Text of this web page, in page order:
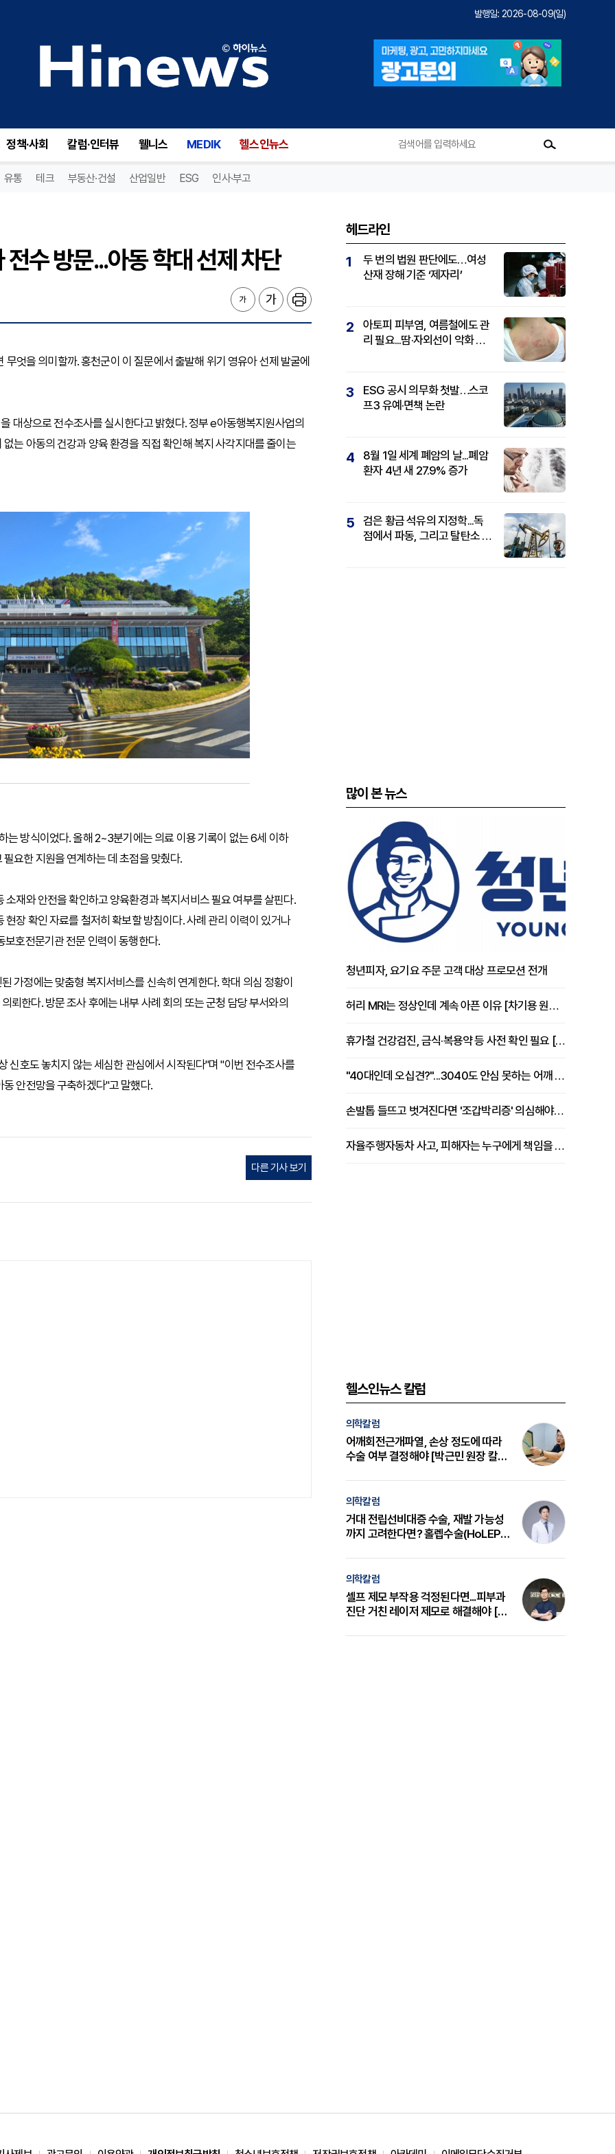
발행일: 2026-08-09(일)
정책·사회 칼럼·인터뷰 웰니스 MEDIK 헬스인뉴스
유통 테크 부동산·건설 산업일반 ESG 인사·부고
수 방문...아동 학대 선제 차단
엇을 의미할까. 홍천군이 이 질문에서 출발해 위기 영유아 선제 발굴에
대상으로 전수조사를 실시한다고 밝혔다. 정부 e아동행복지원사업의
는 아동의 건강과 양육 환경을 직접 확인해 복지 사각지대를 줄이는
방식이었다. 올해 2~3분기에는 의료 이용 기록이 없는 6세 이하
요한 지원을 연계하는 데 초점을 맞췄다.
재와 안전을 확인하고 양육환경과 복지서비스 필요 여부를 살핀다.
장 확인 자료를 철저히 확보할 방침이다. 사례 관리 이력이 있거나
보호전문기관 전문 인력이 동행한다.
가정에는 맞춤형 복지서비스를 신속히 연계한다. 학대 의심 정황이
뢰한다. 방문 조사 후에는 내부 사례 회의 또는 군청 담당 부서와의
신호도 놓치지 않는 세심한 관심에서 시작된다"며 "이번 전수조사를
안전망을 구축하겠다"고 말했다.
다른 기사 보기
헤드라인
1
두 번의 법원 판단에도…여성
산재 장해 기준 ‘제자리’
2
아토피 피부염, 여름철에도 관
리 필요...땀·자외선이 악화 요
3
ESG 공시 의무화 첫발…스코
프3 유예·면책 논란
4
8월 1일 세계 폐암의 날...폐암
환자 4년 새 27.9% 증가
5
검은 황금 석유의 지정학...독
점에서 파동, 그리고 탈탄소 패
많이 본 뉴스
청년피자, 요기요 주문 고객 대상 프로모션 전개
허리 MRI는 정상인데 계속 아픈 이유 [차기용 원장 칼럼]
휴가철 건강검진, 금식·복용약 등 사전 확인 필요 [정도감 원장 칼럼]
"40대인데 오십견?"...3040도 안심 못하는 어깨 유착성 관절낭염
손발톱 들뜨고 벗겨진다면 '조갑박리증' 의심해야 [김철윤 원장 칼럼]
자율주행자동차 사고, 피해자는 누구에게 책임을 물을 수 있을까
헬스인뉴스 칼럼
의학칼럼
어깨회전근개파열, 손상 정도에 따라
수술 여부 결정해야 [박근민 원장 칼
의학칼럼
거대 전립선비대증 수술, 재발 가능성
까지 고려한다면? 홀렙수술(HoLEP)
의학칼럼
셀프 제모 부작용 걱정된다면...피부과
진단 거친 레이저 제모로 해결해야 [변